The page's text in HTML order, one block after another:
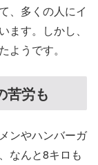
、多くの人にイ
す。しかし、
うです。
苦労も
ンやハンバーガ
なんと8キロも